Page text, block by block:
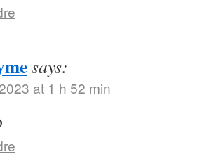
says:
at 1 h 52 min